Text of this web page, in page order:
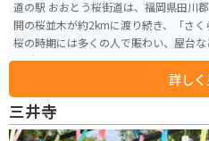
道の駅 おおとう桜街道は、福岡県田川郡大任
開の桜並木が約2kmに渡り続き、「さく
桜の時期には多くの人で賑わい、屋台
売所では、地元の新鮮な野菜や果物、
トランでは、地元の食材を使った料理
場も完備されているので、ツーリングの休憩にも
桜街道は、自然豊かで、地元の人々と
には、温泉施設やキャンプ場などもあり
詳し
三井寺